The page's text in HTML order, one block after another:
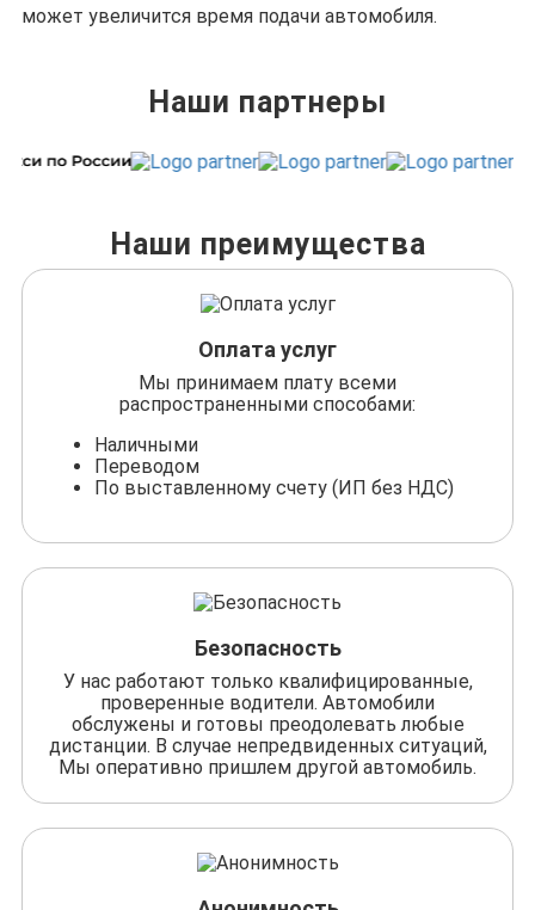
может увеличится время подачи автомобиля.
Наши партнеры
Наши преимущества
Оплата услуг
Мы принимаем плату всеми
распространенными способами:
Наличными
Переводом
По выставленному счету (ИП без НДС)
Безопасность
У нас работают только квалифицированные,
проверенные водители. Автомобили
обслужены и готовы преодолевать любые
дистанции. В случае непредвиденных ситуаций,
Мы оперативно пришлем другой автомобиль.